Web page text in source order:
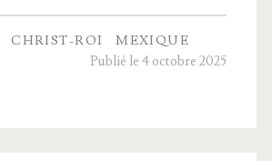
jeunes
mar­
CHRIST-ROI
MEXIQUE
Publié le 4 octobre 2025